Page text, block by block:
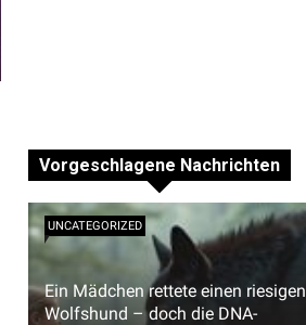
Vorgeschlagene Nachrichten
Ein Mädchen rettete einen riesigen
Wolfshund – doch die DNA-
UNCATEGORIZED